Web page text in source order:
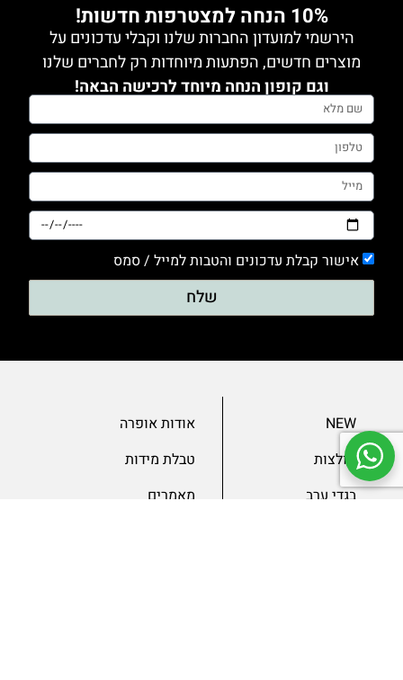
10% הנחה למצטרפות חדשות!
הירשמי למועדון החברות שלנו וקבלי עדכונים על
מוצרים חדשים, הפתעות מיוחדות רק לחברים שלנו
וגם קופון הנחה מיוחד לרכישה הבאה!
אישור קבלת עדכונים והטבות למייל / סמס
שלח
NEW
חולצות
בגדי ערב
אודות אופרה
טבלת מידות
מאמרים